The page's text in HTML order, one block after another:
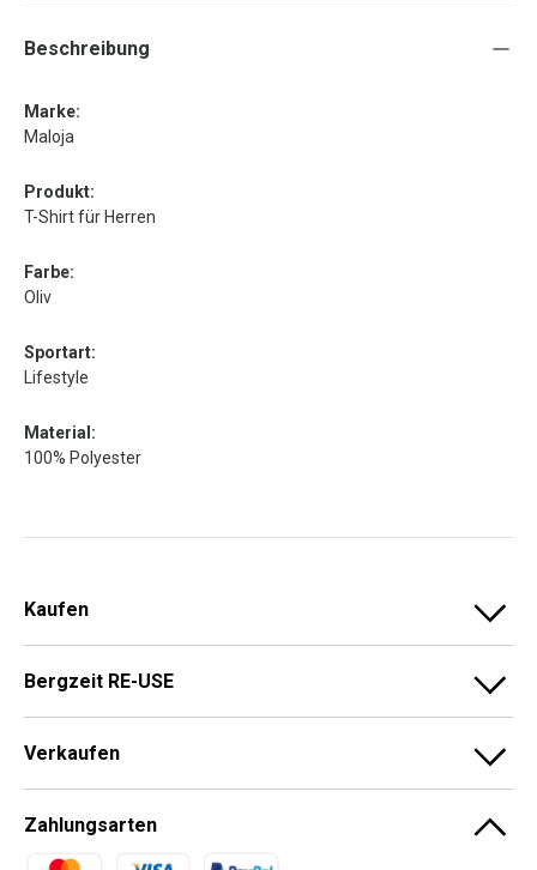
Beschreibung
Marke:
Maloja
Produkt:
T-Shirt für Herren
Farbe:
Oliv
Sportart:
Lifestyle
Material:
100% Polyester
Kaufen
Bergzeit RE-USE
Verkaufen
Zahlungsarten
Zahlungsmethoden